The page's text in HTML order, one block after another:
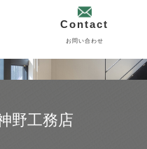
Contact
お問い合わせ
野工務店